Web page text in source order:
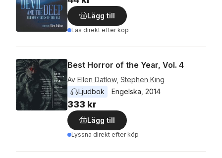
Lägg till
Läs direkt efter köp
Best Horror of the Year, Vol. 4
Av Ellen Datlow, Stephen King
Ljudbok
Engelska 2014
333 kr
Lägg till
Lyssna direkt efter köp